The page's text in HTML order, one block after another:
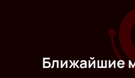
Ближайшие